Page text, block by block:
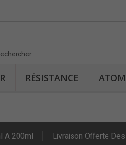
RÉSISTANCE
A 200ml Livraison Offerte